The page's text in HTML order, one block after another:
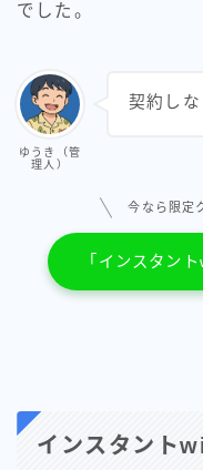
でした。
ゆうき（管
理人）
契約し
今なら限定
「インスタン
インスタント